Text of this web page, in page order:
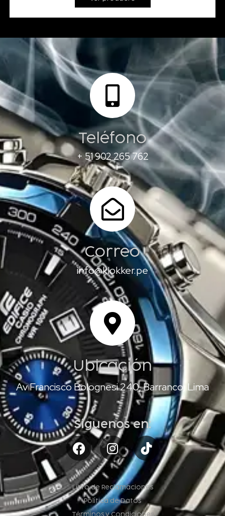
Teléfono
+ 51 902 265 762
Correo
info@klokker.pe
Ubicación
Av Francisco Bolognesi 240, Barranco, Lima
Síguenos en:
Libro de Reclamaciones
Política de Datos
Términos y Condiciones